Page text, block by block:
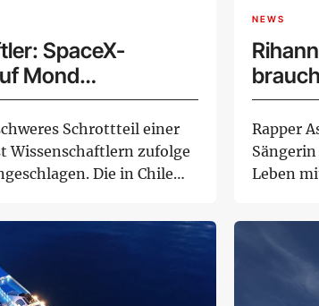
SpaceX-
Mond
Schrottteil einer
Wissenschaftlern zufolge
Die in Chile
NEWS
Rapper
Leben